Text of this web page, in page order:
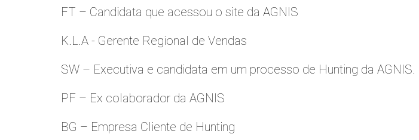
FT – Candidata que acessou o site da AGNIS
K.L.A - Gerente Regional de Vendas
SW – Executiva e candidata em um processo de Hunting da AGNIS.
PF – Ex colaborador da AGNIS
BG – Empresa Cliente de Hunting